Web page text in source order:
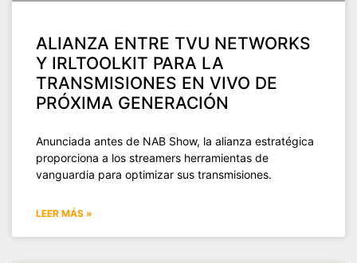
ALIANZA ENTRE TVU NETWORKS
Y IRLTOOLKIT PARA LA
TRANSMISIONES EN VIVO DE
PRÓXIMA GENERACIÓN
Anunciada antes de NAB Show, la alianza estratégica
proporciona a los streamers herramientas de
vanguardia para optimizar sus transmisiones.
LEER MÁS »